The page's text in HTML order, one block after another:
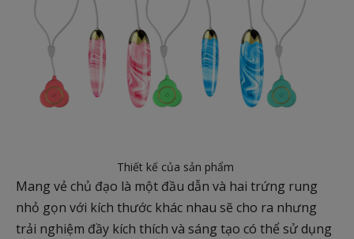
Thiết kế của sản phẩm
Mang vẻ chủ đạo là một đầu dẫn và hai trứng rung
nhỏ gọn với kích thước khác nhau sẽ cho ra nhưng
trải nghiệm đầy kích thích và sáng tạo có thể sử dụng